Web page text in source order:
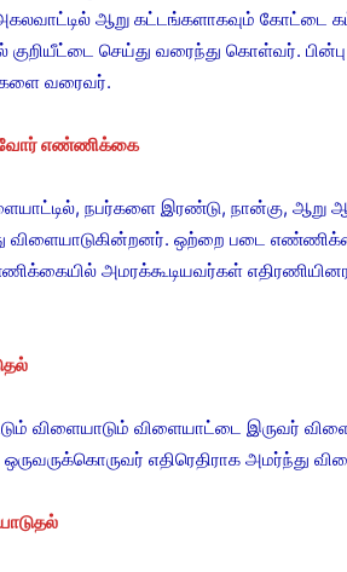
ஆறு கட்டங்களாகவும்
குறியீட்டை செய்து வரைந்து கொள்வர்.
வரைவர்.
எண்ணிக்கை
நபர்களை இரண்டு, நான்கு, ஆறு
விளையாடுகின்றனர். ஒற்றை படை
அமரக்கூடியவர்கள்
விளையாட்டை இருவர்
ஒருவருக்கொருவர் எதிரெதிராக அமர்ந்து